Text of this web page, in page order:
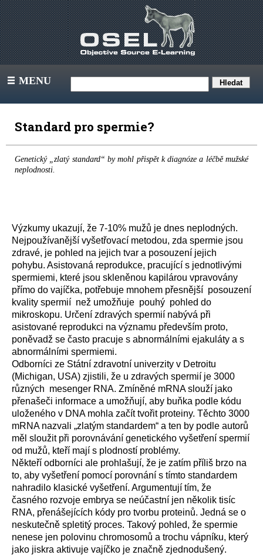
III MENU
Standard pro spermie?
Genetický „zlatý standard“ by mohl přispět k diagnóze a léčbě mužské
neplodnosti.
Výzkumy ukazují, že 7-10% mužů je dnes neplodných.
Nejpoužívanější vyšetřovací metodou, zda spermie jsou
zdravé, je pohled na jejich tvar a posouzení jejich
pohybu. Asistovaná reprodukce, pracující s jednotlivými
spermiemi, které jsou skleněnou kapilárou vpravovány
přímo do vajíčka, potřebuje mnohem přesnější posouzení
kvality spermií než umožňuje pouhý pohled do
mikroskopu. Určení zdravých spermií nabývá při
asistované reprodukci na významu především proto,
poněvadž se často pracuje s abnormálními ejakuláty a s
abnormálními spermiemi.
Odborníci ze Státní zdravotní univerzity v Detroitu
(Michigan, USA) zjistili, že u zdravých spermií je 3000
různých mesenger RNA. Zmíněné mRNA slouží jako
přenašeči informace a umožňují, aby buňka podle kódu
uloženého v DNA mohla začít tvořit proteiny. Těchto 3000
mRNA nazvali „zlatým standardem“ a ten by podle autorů
měl sloužit při porovnávání genetického vyšetření spermií
od mužů, kteří mají s plodností problémy.
Někteří odborníci ale prohlašují, že je zatím příliš brzo na
to, aby vyšetření pomocí porovnání s tímto standardem
nahradilo klasické vyšetření. Argumentují tím, že
časného rozvoje embrya se neúčastní jen několik tisíc
RNA, přenášejících kódy pro tvorbu proteinů. Jedná se o
neskutečně spletitý proces. Takový pohled, že spermie
nenese jen polovinu chromosomů a trochu vápníku, který
jako jiskra aktivuje vajíčko je značně zjednodušený.